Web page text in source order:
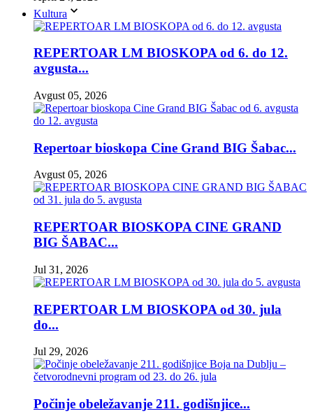
Kultura
REPERTOAR LM BIOSKOPA od 6. do 12.
avgusta...
Avgust 05, 2026
Repertoar bioskopa Cine Grand BIG Šabac...
Avgust 05, 2026
REPERTOAR BIOSKOPA CINE GRAND
BIG ŠABAC...
Jul 31, 2026
REPERTOAR LM BIOSKOPA od 30. jula
do...
Jul 29, 2026
Počinje obeležavanje 211. godišnjice...